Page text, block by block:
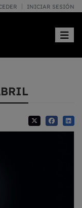
INICIAR SESIÓN